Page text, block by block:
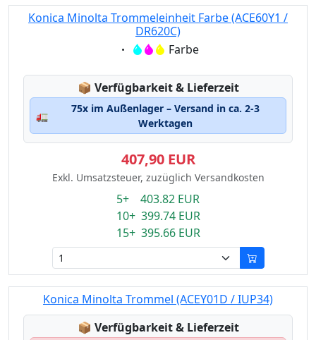
Konica Minolta Trommeleinheit Farbe (ACE60Y1 /
DR620C)
Eigenschaft:Farbe
📦 Lagerstatus:
Verfügbarkeit & Lieferzeit
🚛
75x im Außenlager – Versand in ca. 2-3
Werktagen
407,90 EUR
Exkl. Umsatzsteuer, zuzüglich Versandkosten
5+ 403.82 EUR
10+ 399.74 EUR
15+ 395.66 EUR
Konica Minolta Trommel (ACEY01D / IUP34)
📦 Lagerstatus:
Verfügbarkeit & Lieferzeit